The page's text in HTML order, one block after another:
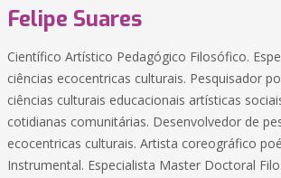
Felipe Suares
Científico Artístico Pedagógico Filosófico.
ciências ecocentricas culturais. Pesquisador
ciências culturais educacionais artísticas
cotidianas comunitárias. Desenvolvedor de
ecocentricas culturais. Artista coreográfico
Instrumental. Especialista Master Doctoral